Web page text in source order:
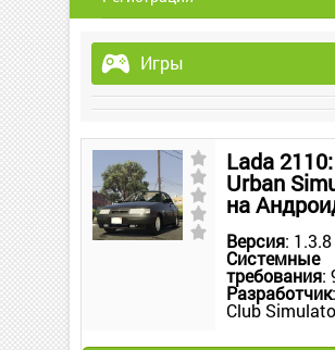
Игры
Lada 2110:
Urban
на
Версия: 1.3.8
Системные
требования:
Разработчик
Club